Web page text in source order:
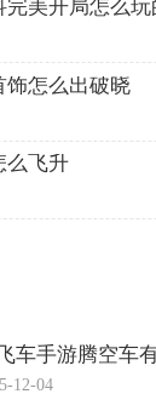
完美开局怎么玩
饰怎么出破晓
么飞升
车手游腾空车
12-04